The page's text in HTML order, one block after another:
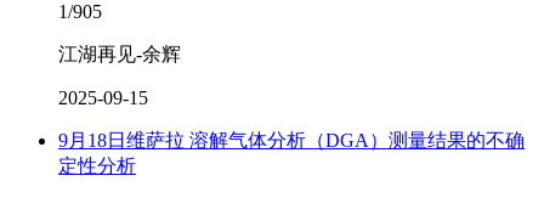
1/905
江湖再见-余辉
2025-09-15
9月18日维萨拉 溶解气体分析（DGA）测量结果的不确
定性分析